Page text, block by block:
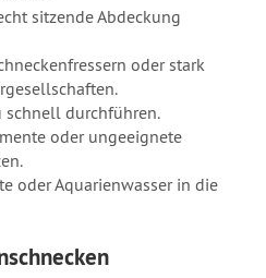
sitzende Abdeckung
oder stark
schnell durchführen.
oder ungeeignete
oder Aquarienwasser in die